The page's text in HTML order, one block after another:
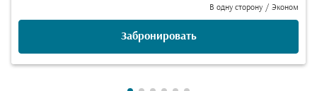
В одну сторону / Эконом
Забронировать